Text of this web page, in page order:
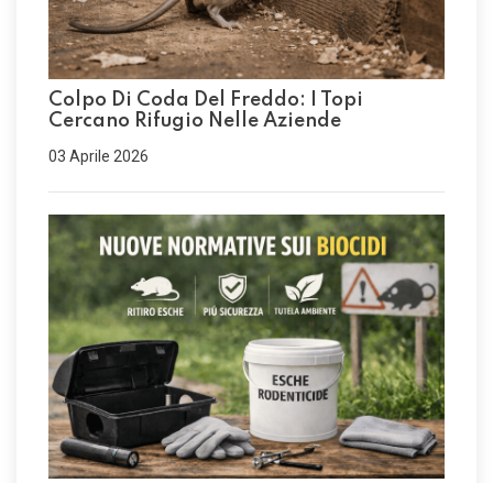
Colpo Di Coda Del Freddo: I Topi
Cercano Rifugio Nelle Aziende
03 Aprile 2026